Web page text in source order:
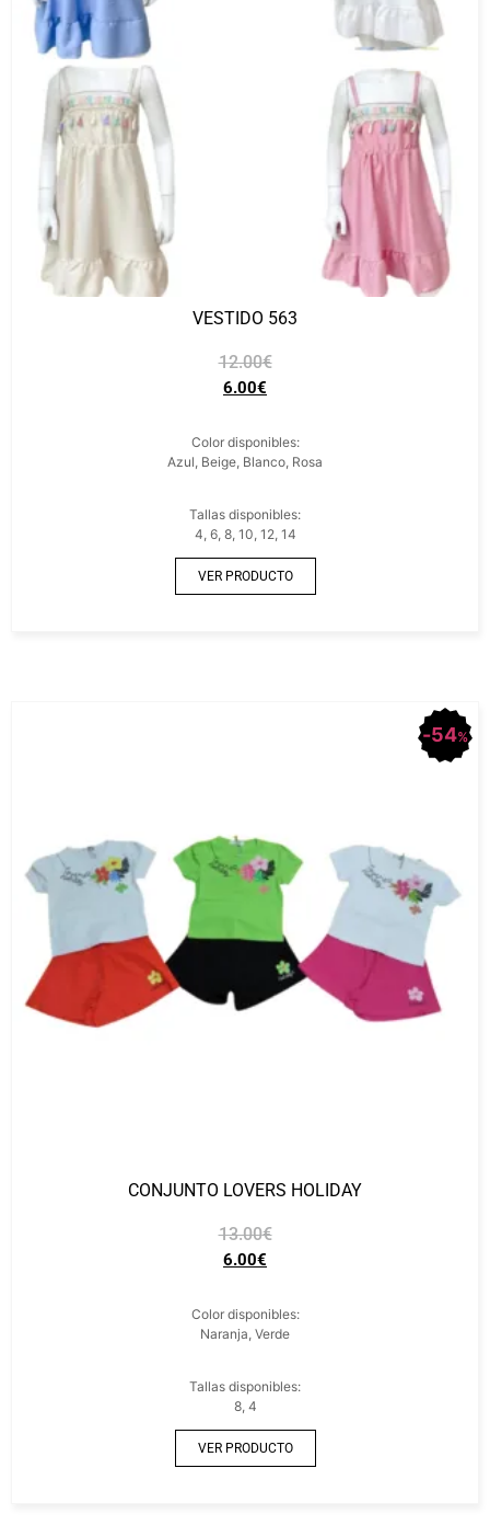
VESTIDO 563
12.00€
6.00€
Color disponibles:
Azul, Beige, Blanco, Rosa
Tallas disponibles:
4, 6, 8, 10, 12, 14
VER PRODUCTO
54%
CONJUNTO LOVERS HOLIDAY
13.00€
6.00€
Color disponibles:
Naranja, Verde
Tallas disponibles:
8, 4
VER PRODUCTO